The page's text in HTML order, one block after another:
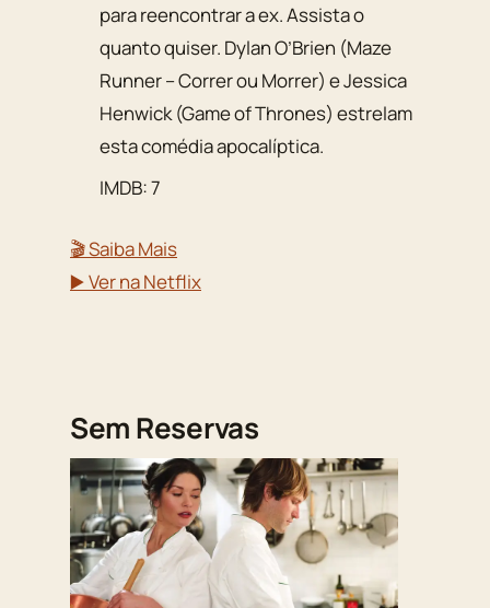
para reencontrar a ex. Assista o
quanto quiser. Dylan O’Brien (Maze
Runner – Correr ou Morrer) e Jessica
Henwick (Game of Thrones) estrelam
esta comédia apocalíptica.
IMDB: 7
🎬 Saiba Mais
▶️ Ver na Netflix
Sem Reservas